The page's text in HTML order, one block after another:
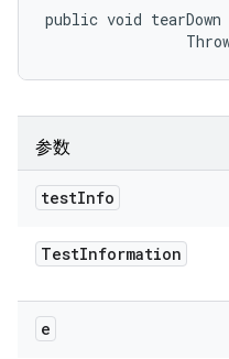
public void
参数
testInfo
TestInformation
e